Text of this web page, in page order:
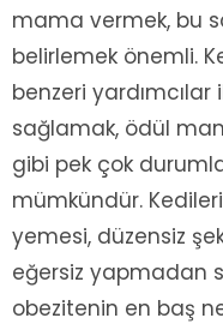
mama vermek, bu
belirlemek önemli.
benzeri yardımcılar
sağlamak, ödül
gibi pek çok
mümkündür.
yemesi, düzensiz
eğersiz yapmadan
obezitenin en baş